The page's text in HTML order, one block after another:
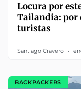
Locura por
Tailandia: por
turistas
Santiago Cravero
BACKPACKERS